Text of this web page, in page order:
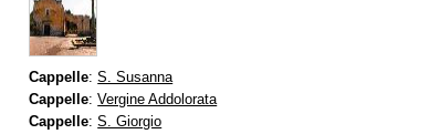
Cappelle:S. Susanna
Cappelle:Vergine Addolorata
Cappelle:S. Giorgio